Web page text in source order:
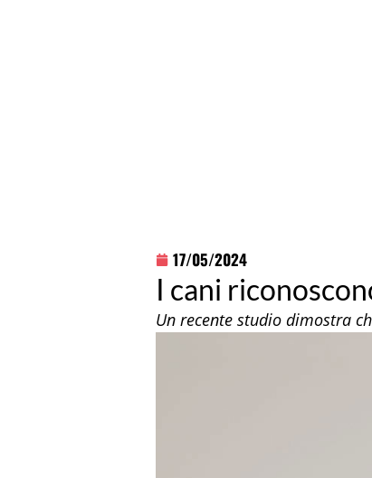
17/05/2024
I cani
Un recente studio dimostra